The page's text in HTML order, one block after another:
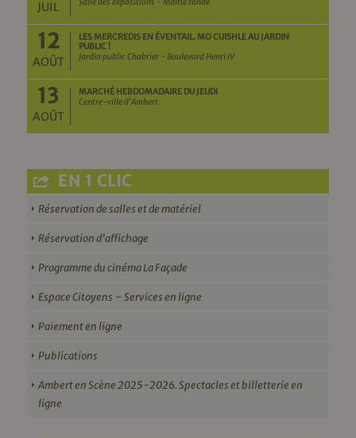
JUIL
12
AOÛT
LES MERCREDIS EN ÉVENTAIL. MO CUISHLE AU JARDIN
PUBLIC !
Jardin public Chabrier - Boulevard Henri IV
13
AOÛT
MARCHÉ HEBDOMADAIRE DU JEUDI
Centre-ville d'Ambert
EN 1 CLIC
Réservation de salles et de matériel
Réservation d’affichage
Programme du cinéma La Façade
Espace Citoyens – Services en ligne
Paiement en ligne
Publications
Ambert en Scène 2025-2026. Spectacles et billetterie en
ligne